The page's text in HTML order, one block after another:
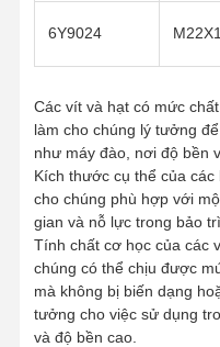
6Y9024
Các vít và hạt có mức
làm cho chúng lý tưởng
như máy đào, nơi độ bền
Kích thước cụ thể của
cho chúng phù hợp với
gian và nỗ lực trong bảo
Tính chất cơ học của các
chúng có thể chịu được
mà không bị biến dạng
tưởng cho việc sử dụng
và độ bền cao.